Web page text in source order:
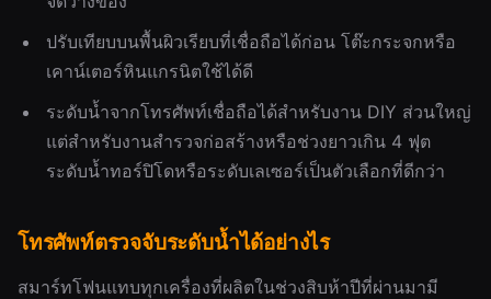
ปรับเทียบบนพื้นผิวเรียบที่เชื่อถือได้ก่อน โต๊ะกระจกหรือ
เคาน์เตอร์หินแกรนิตใช้ได้ดี
ระดับน้ำจากโทรศัพท์เชื่อถือได้สำหรับงาน DIY ส่วนใหญ่
แต่สำหรับงานสำรวจก่อสร้างหรือช่วงยาวเกิน 4 ฟุต
ระดับน้ำทอร์ปิโดหรือระดับเลเซอร์เป็นตัวเลือกที่ดีกว่า
โทรศัพท์ตรวจจับระดับน้ำได้อย่างไร
สมาร์ทโฟนแทบทุกเครื่องที่ผลิตในช่วงสิบห้าปีที่ผ่านมามี